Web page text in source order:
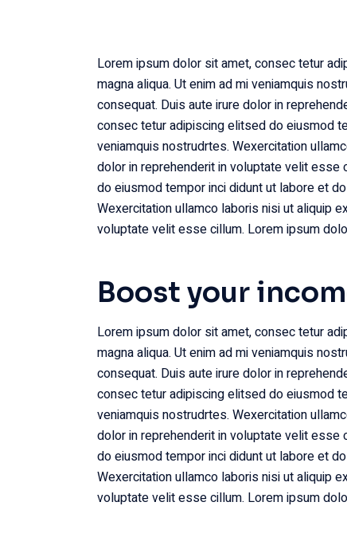
Lorem ipsum dolor sit amet, consec tetur
magna aliqua. Ut enim ad mi veniamquis
consequat. Duis aute irure dolor in
consec tetur adipiscing elitsed do eiusmod
veniamquis nostrudrtes. Wexercitation
dolor in reprehenderit in voluptate velit
do eiusmod tempor inci didunt ut labore et
Wexercitation ullamco laboris nisi ut aliquip
voluptate velit esse cillum. Lorem ipsum
Boost your
Lorem ipsum dolor sit amet, consec tetur
magna aliqua. Ut enim ad mi veniamquis
consequat. Duis aute irure dolor in
consec tetur adipiscing elitsed do eiusmod
veniamquis nostrudrtes. Wexercitation
dolor in reprehenderit in voluptate velit
do eiusmod tempor inci didunt ut labore et
Wexercitation ullamco laboris nisi ut aliquip
voluptate velit esse cillum. Lorem ipsum